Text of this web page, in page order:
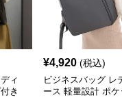
ィ
き
¥4,920 (税込)
ビジネスバッグ レ
ース 軽量設計 ポケ